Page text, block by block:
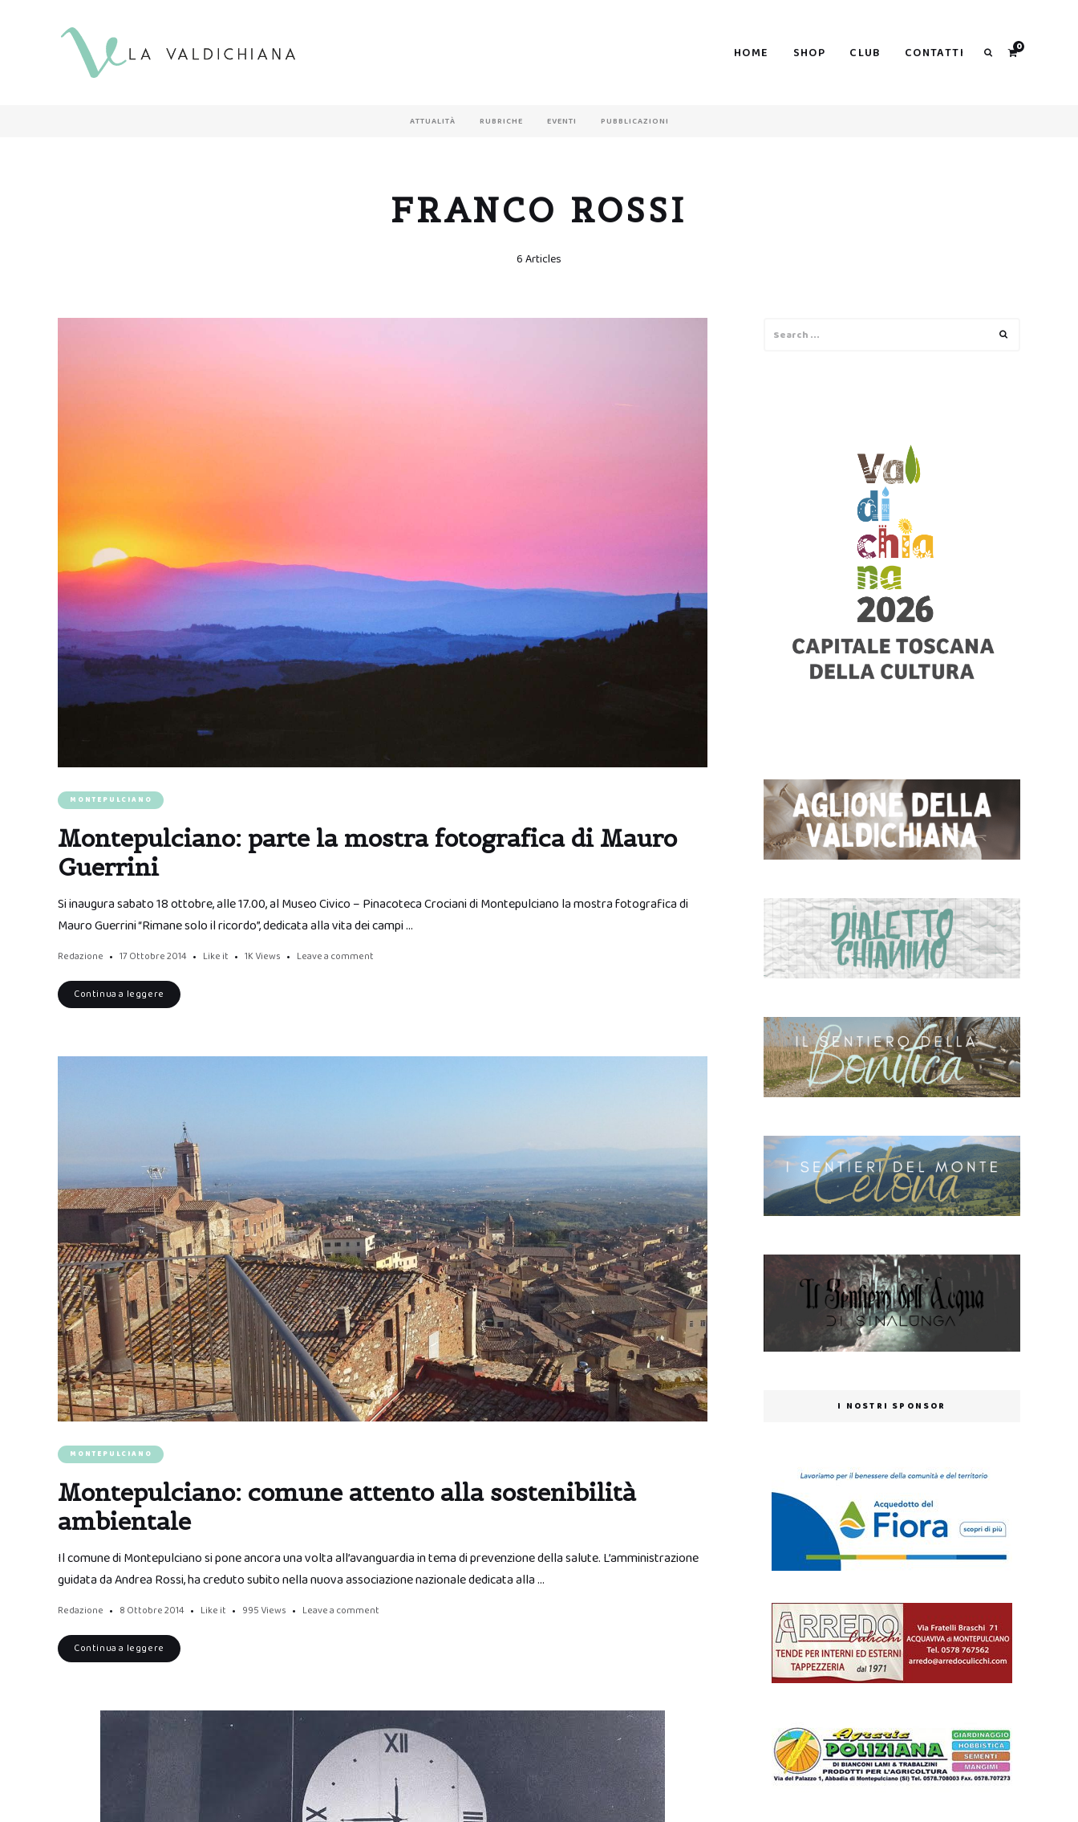
HOME SHOP CLUB CONTATTI 0
ATTUALITÀ RUBRICHE EVENTI PUBBLICAZIONI
FRANCO ROSSI
6 Articles
MONTEPULCIANO
Montepulciano: parte la mostra fotografica di Mauro
Guerrini
Si inaugura sabato 18 ottobre, alle 17.00, al Museo Civico – Pinacoteca Crociani di Montepulciano la mostra fotografica di
Mauro Guerrini “Rimane solo il ricordo”, dedicata alla vita dei campi …
Redazione 17 Ottobre 2014 Like it 1K Views Leave a comment
Continua a leggere
MONTEPULCIANO
Montepulciano: comune attento alla sostenibilità
ambientale
Il comune di Montepulciano si pone ancora una volta all’avanguardia in tema di prevenzione della salute. L’amministrazione
guidata da Andrea Rossi, ha creduto subito nella nuova associazione nazionale dedicata alla …
Redazione 8 Ottobre 2014 Like it 995 Views Leave a comment
Continua a leggere
for:
I NOSTRI SPONSOR